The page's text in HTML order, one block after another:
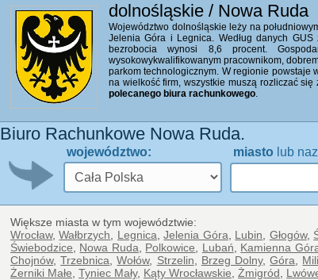
dolnośląskie / Nowa Ruda
Województwo dolnośląskie leży na
Jelenia Góra i Legnica. Według danych
bezrobocia wynosi 8,6 procent.
wysokowykwalifikowanym pracownikom,
parkom technologicznym. W regionie powstaje
na wielkość firm, wszystkie muszą rozliczać
polecanego biura rachunkowego.
Biuro Rachunkowe Nowa Ruda.
województwo:
miasto lub
Większe miasta w tym województwie:
Wrocław,Wałbrzych Legnica ,Jelenia Góra Lubin Głogów,
Świebodzice
Nowa Ruda Polkowice Lubań Kamienna
Chojnów,Trzebnica ,Wołów, Strzelin Brzeg Dolny,Góra
Żerniki Małe Tyniec Mały, Kąty Wrocławskie Żmigród